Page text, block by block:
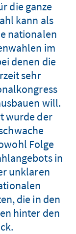
die ganze
kann als
nationalen
im
denen die
sehr
will.
wurde der
Folge
in
unklaren
die in den
hinter den